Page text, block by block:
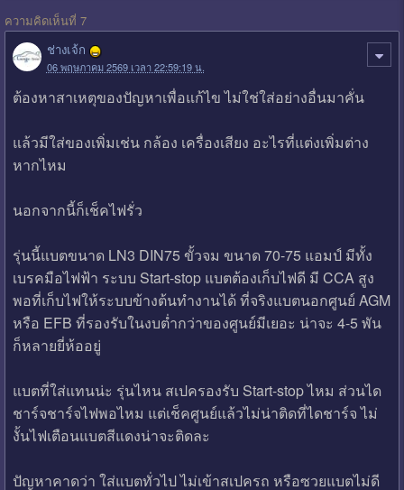
ความคิดเห็นที่ 7
ช่างเจ้ก
06 พฤษภาคม 2569 เวลา 22:59:19 น.
ต้องหาสาเหตุของปัญหาเพื่อแก้ไข ไม่ใช่ใส่อย่างอื่นมาคั่น
แล้วมีใส่ของเพิ่มเช่น กล้อง เครื่องเสียง อะไรที่แต่งเพิ่มต่าง
หากไหม
นอกจากนี้ก็เช็คไฟรั่ว
รุ่นนี้แบตขนาด LN3 DIN75 ขั้วจม ขนาด 70-75 แอมป์ มีทั้ง
เบรคมือไฟฟ้า ระบบ Start-stop แบตต้องเก็บไฟดี มี CCA สูง
พอที่เก็บไฟให้ระบบข้างต้นทำงานได้ ที่จริงแบตนอกศูนย์ AGM
หรือ EFB ที่รองรับในงบต่ำกว่าของศูนย์มีเยอะ น่าจะ 4-5 พัน
ก็หลายยี่ห้ออยู่
แบตที่ใส่แทนน่ะ รุ่นไหน สเปครองรับ Start-stop ไหม ส่วนได
ชาร์จชาร์จไฟพอไหม แต่เช็คศูนย์แล้วไม่น่าติดที่ไดชาร์จ ไม่
งั้นไฟเตือนแบตสีแดงน่าจะติดละ
ปัญหาคาดว่า ใส่แบตทั่วไป ไม่เข้าสเปครถ หรือซวยแบตไม่ดี